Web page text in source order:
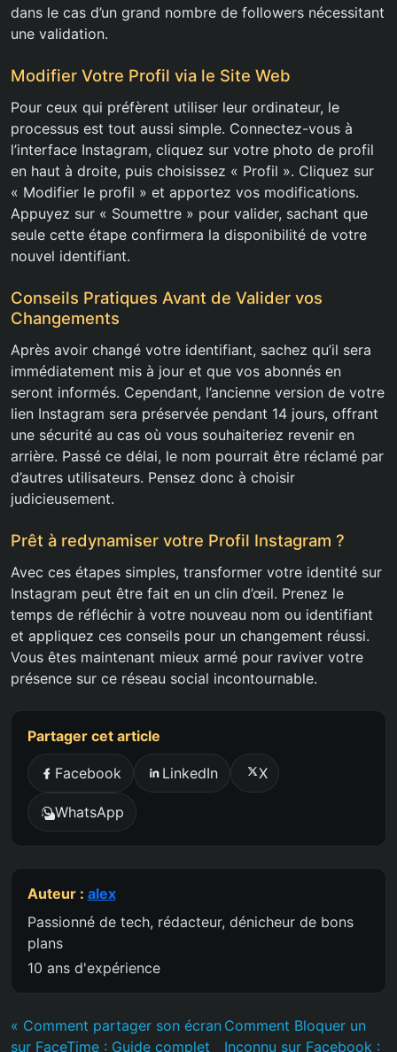
dans le cas d’un grand nombre de followers nécessitant
une validation.
Modifier Votre Profil via le Site Web
Pour ceux qui préfèrent utiliser leur ordinateur, le
processus est tout aussi simple. Connectez-vous à
l’interface Instagram, cliquez sur votre photo de profil
en haut à droite, puis choisissez « Profil ». Cliquez sur
« Modifier le profil » et apportez vos modifications.
Appuyez sur « Soumettre » pour valider, sachant que
seule cette étape confirmera la disponibilité de votre
nouvel identifiant.
Conseils Pratiques Avant de Valider vos
Changements
Après avoir changé votre identifiant, sachez qu’il sera
immédiatement mis à jour et que vos abonnés en
seront informés. Cependant, l’ancienne version de votre
lien Instagram sera préservée pendant 14 jours, offrant
une sécurité au cas où vous souhaiteriez revenir en
arrière. Passé ce délai, le nom pourrait être réclamé par
d’autres utilisateurs. Pensez donc à choisir
judicieusement.
Prêt à redynamiser votre Profil Instagram ?
Avec ces étapes simples, transformer votre identité sur
Instagram peut être fait en un clin d’œil. Prenez le
temps de réfléchir à votre nouveau nom ou identifiant
et appliquez ces conseils pour un changement réussi.
Vous êtes maintenant mieux armé pour raviver votre
présence sur ce réseau social incontournable.
Partager cet article
Facebook LinkedIn X
WhatsApp
Auteur : alex
Passionné de tech, rédacteur, dénicheur de bons
plans
10 ans d'expérience
« Comment partager son écran
sur FaceTime : Guide complet
Comment Bloquer un
Inconnu sur Facebook :